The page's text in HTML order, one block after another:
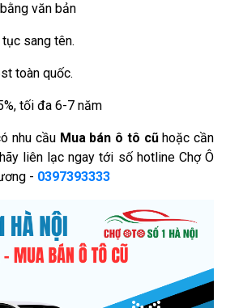
văn bản
sang tên.
toàn quốc.
tối đa 6-7 năm
nhu cầu Mua bán ô tô cũhoặc cần
liên lạc ngay tới số hotline Chợ Ô
- 0397393333